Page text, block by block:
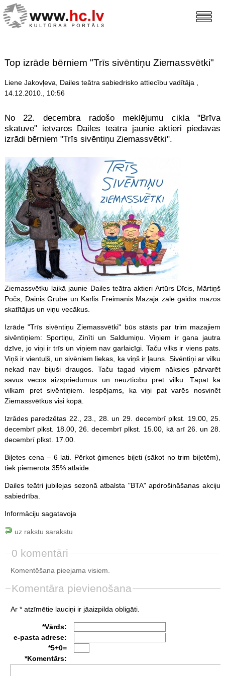
Top izrāde bērniem "Trīs sivēntiņu Ziemassvētki"
Liene Jakovļeva, Dailes teātra sabiedrisko attiecību vadītāja ,
14.12.2010., 10:56
No 22. decembra radošo meklējumu cikla "Brīva
skatuve" ietvaros Dailes teātra jaunie aktieri piedāvās
izrādi bērniem "Trīs sivēntiņu Ziemassvētki".
Ziemassvētku laikā jaunie Dailes teātra aktieri Artūrs Dīcis, Mārtiņš
Počs, Dainis Grūbe un Kārlis Freimanis Mazajā zālē gaidīs mazos
skatītājus un viņu vecākus.
Izrāde "Trīs sivēntiņu Ziemassvētki" būs stāsts par trim mazajiem
sivēntiņiem: Sportiņu, Zinīti un Saldumiņu. Viņiem ir gana jautra
dzīve, jo viņi ir trīs un viņiem nav garlaicīgi. Taču vilks ir viens pats.
Viņš ir vientuļš, un sivēniem liekas, ka viņš ir ļauns. Sivēntiņi ar vilku
nekad nav bijuši draugos. Taču tagad viņiem nāksies pārvarēt
savus vecos aizspriedumus un neuzticību pret vilku. Tāpat kā
vilkam pret sivēntiņiem. Iespējams, ka viņi pat varēs nosvinēt
Ziemassvētkus visi kopā.
Izrādes paredzētas 22., 23., 28. un 29. decembrī plkst. 19.00, 25.
decembrī plkst. 18.00, 26. decembrī plkst. 15.00, kā arī 26. un 28.
decembrī plkst. 17.00.
Biļetes cena – 6 lati. Pērkot ģimenes biļeti (sākot no trim biļetēm),
tiek piemērota 35% atlaide.
Dailes teātri jubilejas sezonā atbalsta "BTA" apdrošināšanas akciju
sabiedrība.
Informāciju sagatavoja
uz rakstu sarakstu
0 komentāri
Komentēšana pieejama visiem.
Komentāra pievienošana
Ar * atzīmētie lauciņi ir jāaizpilda obligāti.
*Vārds:
e-pasta adrese:
*5+0=
*Komentārs: